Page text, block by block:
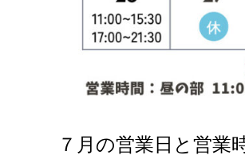
７月の営業日と営業